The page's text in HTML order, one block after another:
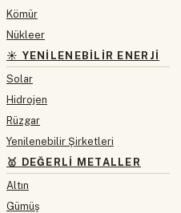
Kömür
Nükleer
☀️ YENILENEBILIR ENERJI
Solar
Hidrojen
Rüzgar
Yenilenebilir Şirketleri
🥇 DEĞERLI METALLER
Altın
Gümüş